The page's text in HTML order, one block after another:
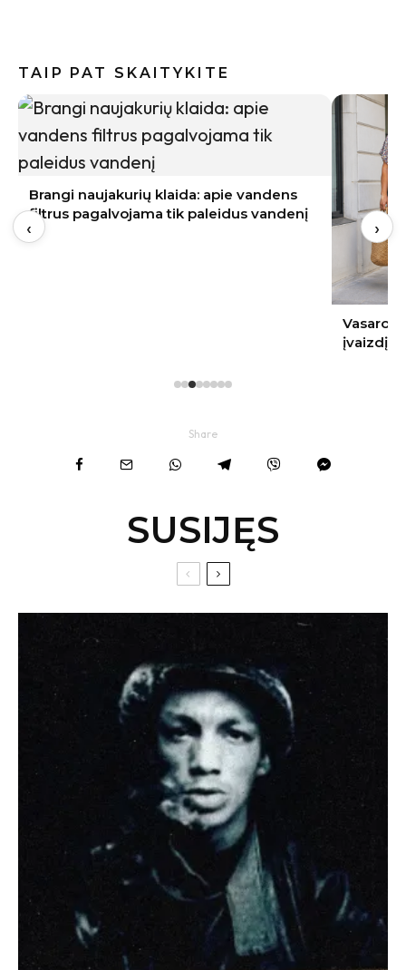
TAIP PAT SKAITYKITE
Brangi naujakurių klaida: apie vandens
filtrus pagalvojama tik paleidus vandenį
Vasaros
įvaizdį
‹ ›
Share
SUSIJĘS